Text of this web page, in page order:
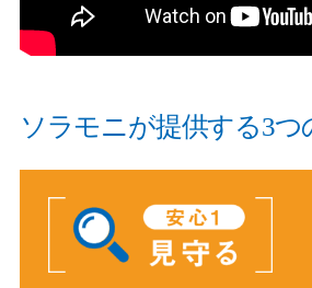
ソラモニが提供する3つ